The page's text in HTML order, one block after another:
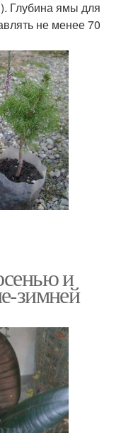
Глубина ямы для
не менее 70
и
зимней